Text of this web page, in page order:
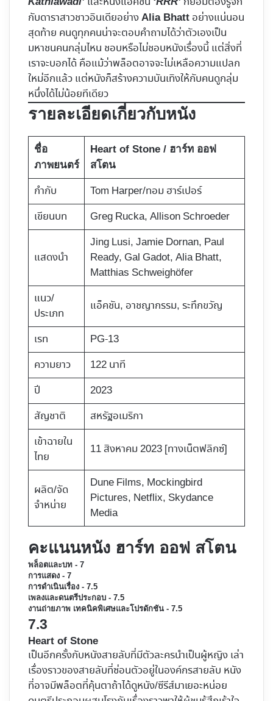
กับดาราสาวชาวอินเดียอย่าง Alia Bhatt อย่างแน่นอน
สุดท้าย คนดูทุกคนน่าจะตอบคำถามได้ว่าตัวเองเป็น
มหาชนคนกลุ่มไหน ชอบหรือไม่ชอบหนังเรื่องนี้ แต่สิ่งที่
เราจะบอกได้ คือแม้ว่าพล็อตอาจจะไม่เหลือความแปลก
ใหม่อีกแล้ว แต่หนังก็สร้างความบันเทิงให้กับคนดูกลุ่ม
หนึ่งได้ไม่น้อยทีเดียว
รายละเอียดเกี่ยวกับหนัง
ชื่อ
ภาพยนตร์
Heart of Stone / ฮาร์ท ออฟ
สโตน
กำกับ
Tom Harper/ทอม ฮาร์เปอร์
เขียนบท
Greg Rucka, Allison Schroeder
แสดงนำ
Jing Lusi, Jamie Dornan, Paul
Ready, Gal Gadot, Alia Bhatt,
Matthias Schweighöfer
แนว/
ประเภท
แอ็คชัน, อาชญากรรม, ระทึกขวัญ
เรท
PG-13
ความยาว
122 นาที
ปี
2023
สัญชาติ
สหรัฐอเมริกา
เข้าฉายใน
ไทย
11 สิงหาคม 2023 [ทางเน็ตฟลิกซ์]
ผลิต/จัด
จำหน่าย
Dune Films, Mockingbird
Pictures, Netflix,​ Skydance
Media
คะแนนหนัง ฮาร์ท ออฟ สโตน
พล็อตและบท - 7
การแสดง - 7
การดำเนินเรื่อง - 7.5
เพลงและดนตรีประกอบ - 7.5
งานถ่ายภาพ เทคนิคพิเศษและโปรดักชัน - 7.5
7.3
Heart of Stone
เป็นอีกครั้งกับหนังสายลับที่มีตัวละครนำเป็นผู้หญิง เล่า
เรื่องราวของสายลับที่ซ่อนตัวอยู่ในองค์กรสายลับ หนัง
ที่อาจมีพล็อตที่คุ้นตาถ้าได้ดูหนัง/ซีรีส์มาเยอะหน่อย